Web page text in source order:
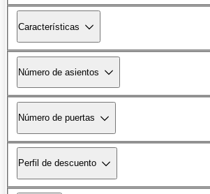
Características
Número de asientos
Número de puertas
Perfil de descuento